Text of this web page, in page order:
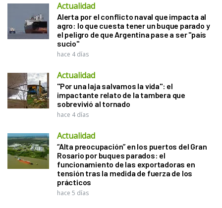
Actualidad
Alerta por el conflicto naval que impacta al
agro: lo que cuesta tener un buque parado y
el peligro de que Argentina pase a ser "país
sucio"
hace 4 días
Actualidad
"Por una laja salvamos la vida": el
impactante relato de la tambera que
sobrevivió al tornado
hace 4 días
Actualidad
“Alta preocupación” en los puertos del Gran
Rosario por buques parados: el
funcionamiento de las exportadoras en
tensión tras la medida de fuerza de los
prácticos
hace 5 días